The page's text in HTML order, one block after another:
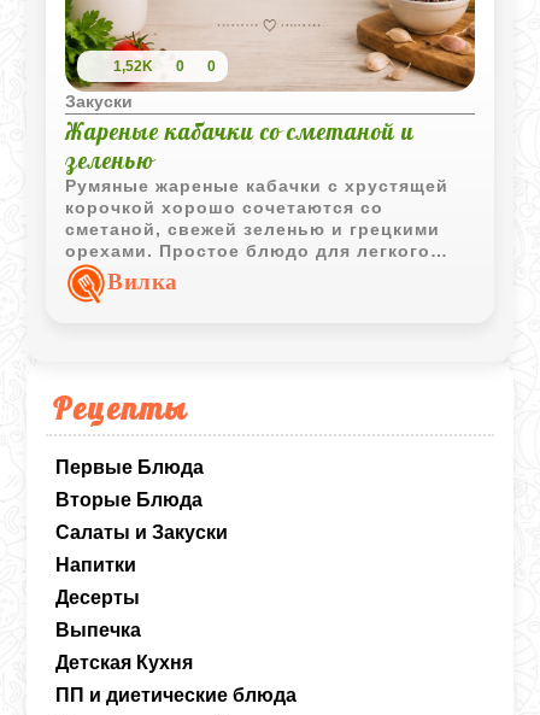
Рецепты
Первые Блюда
Вторые Блюда
Салаты и Закуски
Напитки
Десерты
Выпечка
Детская Кухня
ПП и диетические блюда
1,52K 0 0
Закуски
Жареные кабачки со сметаной и
зеленью
Румяные жареные кабачки с хрустящей
корочкой хорошо сочетаются со
сметаной, свежей зеленью и грецкими
орехами. Простое блюдо для легкого
обеда или закуски.
Вилка